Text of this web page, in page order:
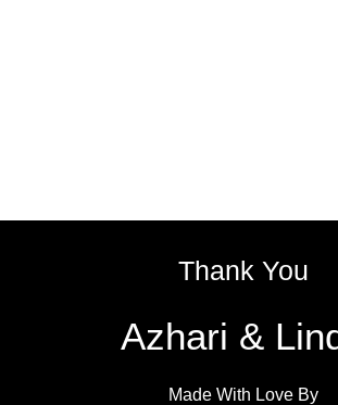
Thank You
Azhari &
Made With Love By